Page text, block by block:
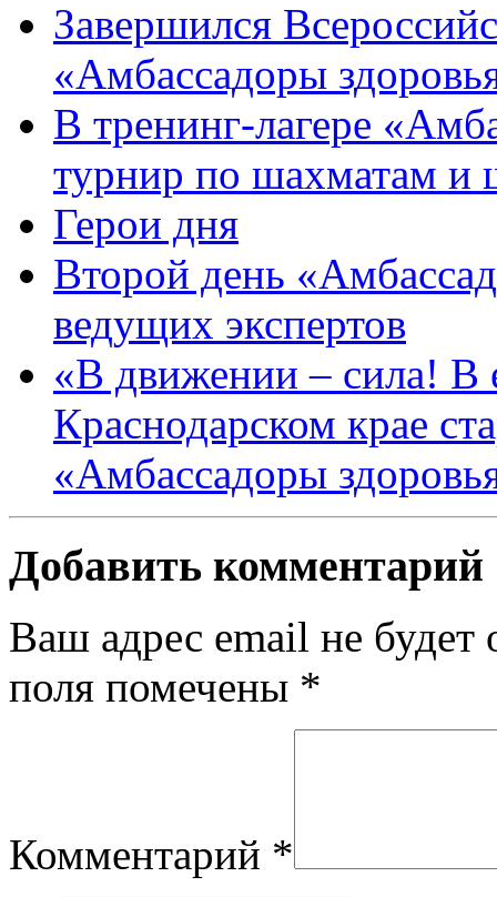
Завершился
«Амбассадоры
В тренинг-лагере
турнир по шахматам и
Герои дня
Второй день
ведущих экспертов
«В движении – сила! В
Краснодарском крае
«Амбассадоры
Добавить комментарий
Ваш адрес email не будет
поля помечены *
Комментарий *